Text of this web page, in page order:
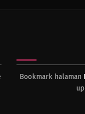
Bookmark halaman